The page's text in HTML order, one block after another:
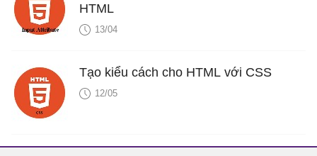
HTML
13/04
Tạo kiểu cách cho HTML với CSS
12/05